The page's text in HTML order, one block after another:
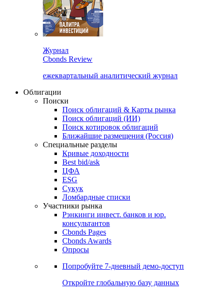
Журнал
Cbonds Review
ежеквартальный аналитический журнал
Облигации
Поиски
Поиск облигаций & Карты рынка
Поиск облигаций (ИИ)
Поиск котировок облигаций
Ближайшие размещения (Россия)
Специальные разделы
Кривые доходности
Best bid/ask
ЦФА
ESG
Сукук
Ломбардные списки
Участники рынка
Рэнкинги инвест. банков и юр.
консультантов
Cbonds Pages
Cbonds Awards
Опросы
Попробуйте 7-дневный демо-доступ
Откройте глобальную базу данных